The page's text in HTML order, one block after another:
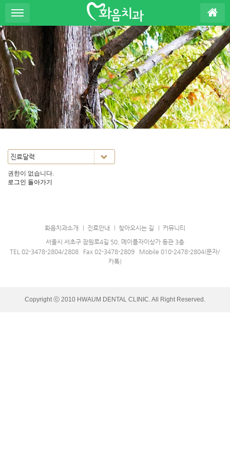
S
u
b
P
o
m
o
t
i
권한이 없습니다.
로그인 돌아가기
화음치과소개 진료안내 찾아오시는 길
커뮤니티
서울시 서초구 잠원로4길 50, 메이플자이상가 동관 3층
TEL 02-3478-2804/2808 Fax 02-3478-2809 Mobile 010-2478-2804(문자/
카톡)
Copyright ⓒ 2010 HWAUM DENTAL CLINIC. All Right Reserved.